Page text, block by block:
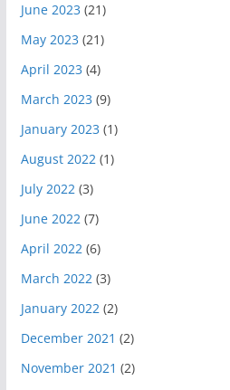
June 2023 (21)
May 2023 (21)
April 2023 (4)
March 2023 (9)
January 2023 (1)
August 2022(1)
July 2022(3)
June 2022(7)
April 2022(6)
March 2022(3)
January 2022(2)
December 2021 (2)
November 2021 (2)